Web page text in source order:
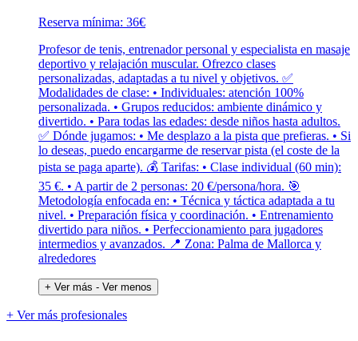
Reserva mínima: 36€
Profesor de tenis, entrenador personal y especialista en masaje
deportivo y relajación muscular. Ofrezco clases
personalizadas, adaptadas a tu nivel y objetivos. ✅
Modalidades de clase: • Individuales: atención 100%
personalizada. • Grupos reducidos: ambiente dinámico y
divertido. • Para todas las edades: desde niños hasta adultos.
✅ Dónde jugamos: • Me desplazo a la pista que prefieras. • Si
lo deseas, puedo encargarme de reservar pista (el coste de la
pista se paga aparte). 💰 Tarifas: • Clase individual (60 min):
35 €. • A partir de 2 personas: 20 €/persona/hora. 🎯
Metodología enfocada en: • Técnica y táctica adaptada a tu
nivel. • Preparación física y coordinación. • Entrenamiento
divertido para niños. • Perfeccionamiento para jugadores
intermedios y avanzados. 📍 Zona: Palma de Mallorca y
alrededores
+ Ver más - Ver menos
+ Ver más profesionales